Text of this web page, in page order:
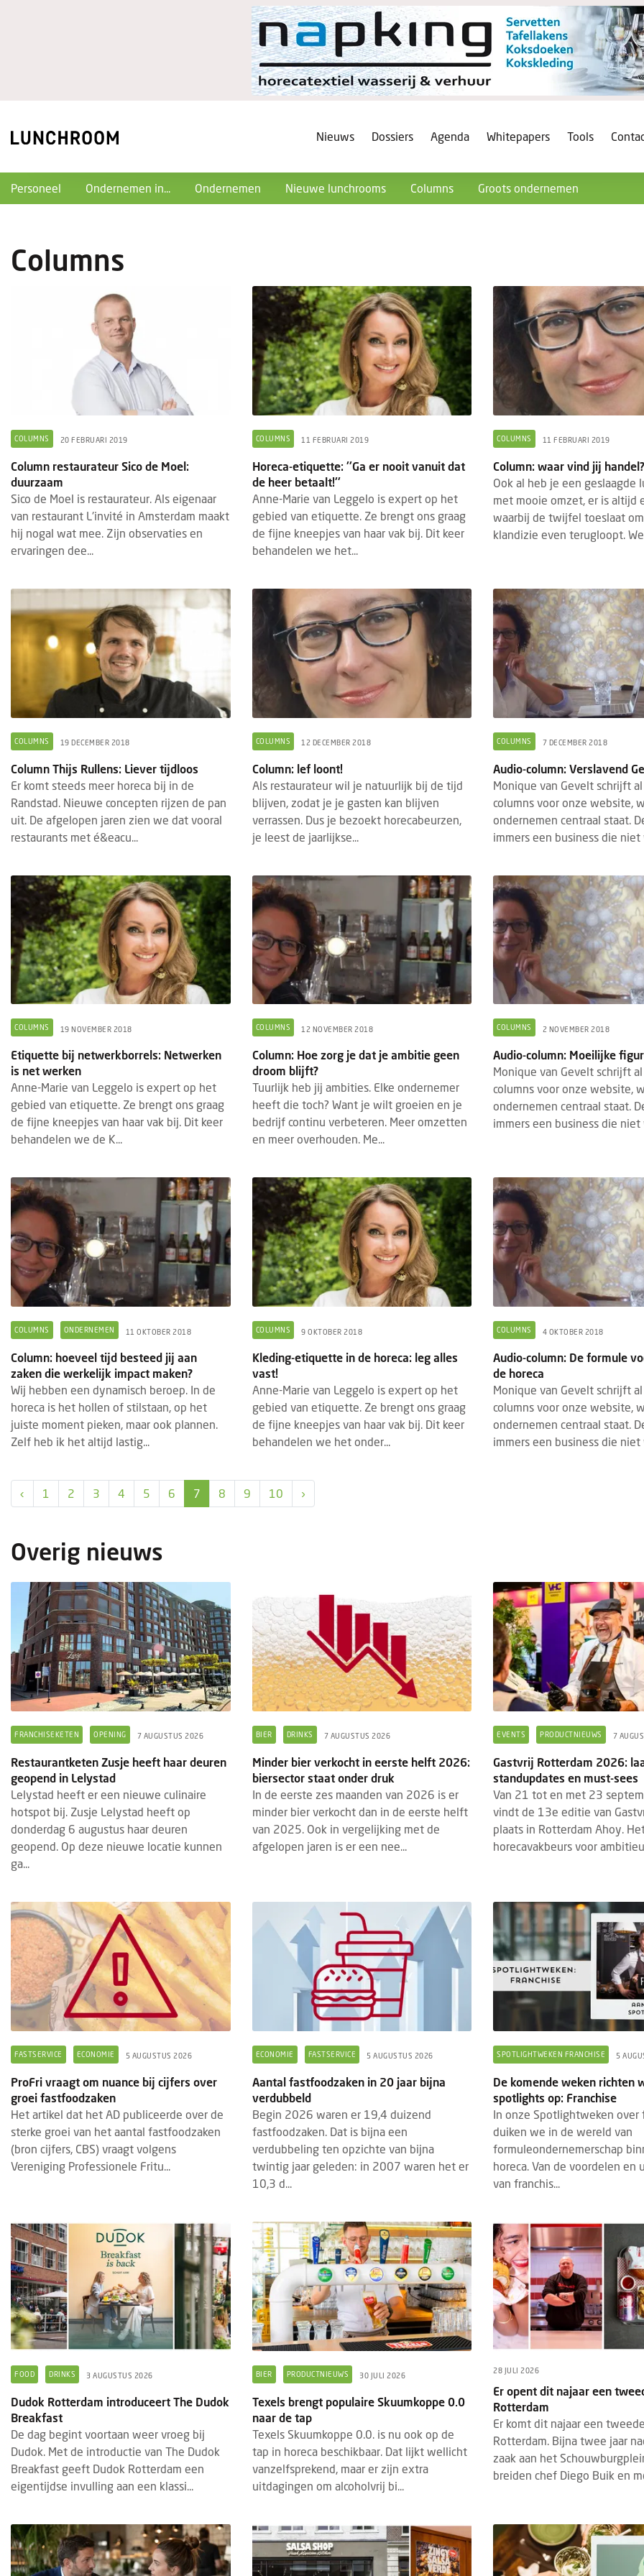
Nieuws Dossiers Agenda Whitepapers Tools
Personeel Ondernemen in... Ondernemen Nieuwe lunchrooms Columns Groots ondernemen
Columns
COLUMNS 20 FEBRUARI 2019
Column restaurateur Sico de Moel:
duurzaam
Sico de Moel is restaurateur. Als eigenaar
van restaurant L'invité in Amsterdam maakt
hij nogal wat mee. Zijn observaties en
ervaringen dee...
COLUMNS 11 FEBRUARI 2019
Horeca-etiquette: ''Ga er nooit vanuit dat
de heer betaalt!''
Anne-Marie van Leggelo is expert op het
gebied van etiquette. Ze brengt ons graag
de fijne kneepjes van haar vak bij. Dit keer
behandelen we het...
COLUMNS 11 FEBRUARI 2019
Column: waar vind jij handel?
Ook al heb je een geslaagde
met mooie omzet, er is altijd
waarbij de twijfel toeslaat
klandizie even terugloopt.
COLUMNS 19 DECEMBER 2018
Column Thijs Rullens: Liever tijdloos
Er komt steeds meer horeca bij in de
Randstad. Nieuwe concepten rijzen de pan
uit. De afgelopen jaren zien we dat vooral
restaurants met é&eacu...
COLUMNS 12 DECEMBER 2018
Column: lef loont!
Als restaurateur wil je natuurlijk bij de tijd
blijven, zodat je je gasten kan blijven
verrassen. Dus je bezoekt horecabeurzen,
je leest de jaarlijkse...
COLUMNS 7 DECEMBER 2018
Audio-column: Verslavend
Monique van Gevelt schrijft
columns voor onze website,
ondernemen centraal staat.
immers een business die niet
COLUMNS 19 NOVEMBER 2018
Etiquette bij netwerkborrels: Netwerken
is net werken
Anne-Marie van Leggelo is expert op het
gebied van etiquette. Ze brengt ons graag
de fijne kneepjes van haar vak bij. Dit keer
behandelen we de K...
COLUMNS 12 NOVEMBER 2018
Column: Hoe zorg je dat je ambitie geen
droom blijft?
Tuurlijk heb jij ambities. Elke ondernemer
heeft die toch? Want je wilt groeien en je
bedrijf continu verbeteren. Meer omzetten
en meer overhouden. Me...
COLUMNS 2 NOVEMBER 2018
Audio-column: Moeilijke
Monique van Gevelt schrijft
columns voor onze website,
ondernemen centraal staat.
immers een business die niet
COLUMNS ONDERNEMEN 11 OKTOBER 2018
Column: hoeveel tijd besteed jij aan
zaken die werkelijk impact maken?
Wij hebben een dynamisch beroep. In de
horeca is het hollen of stilstaan, op het
juiste moment pieken, maar ook plannen.
Zelf heb ik het altijd lastig...
COLUMNS 9 OKTOBER 2018
Kleding-etiquette in de horeca: leg alles
vast!
Anne-Marie van Leggelo is expert op het
gebied van etiquette. Ze brengt ons graag
de fijne kneepjes van haar vak bij. Dit keer
behandelen we het onder...
COLUMNS 4 OKTOBER 2018
Audio-column: De formule
de horeca
Monique van Gevelt schrijft
columns voor onze website,
ondernemen centraal staat.
immers een business die niet
‹ 1 2 3 4 5 6 7 8 9 10 ›
Overig nieuws
FRANCHISEKETEN OPENING 7 AUGUSTUS 2026
Restaurantketen Zusje heeft haar deuren
geopend in Lelystad
Lelystad heeft er een nieuwe culinaire
hotspot bij. Zusje Lelystad heeft op
donderdag 6 augustus haar deuren
geopend. Op deze nieuwe locatie kunnen
ga...
BIER DRINKS 7 AUGUSTUS 2026
Minder bier verkocht in eerste helft 2026:
biersector staat onder druk
In de eerste zes maanden van 2026 is er
minder bier verkocht dan in de eerste helft
van 2025. Ook in vergelijking met de
afgelopen jaren is er een nee...
EVENTS PRODUCTNIEUWS 7
Gastvrij Rotterdam 2026:
standupdates en must-sees
Van 21 tot en met 23
vindt de 13e editie van
plaats in Rotterdam Ahoy.
horecavakbeurs voor
FASTSERVICE ECONOMIE 5 AUGUSTUS 2026
ProFri vraagt om nuance bij cijfers over
groei fastfoodzaken
Het artikel dat het AD publiceerde over de
sterke groei van het aantal fastfoodzaken
(bron cijfers, CBS) vraagt volgens
Vereniging Professionele Fritu...
ECONOMIE FASTSERVICE 5 AUGUSTUS 2026
Aantal fastfoodzaken in 20 jaar bijna
verdubbeld
Begin 2026 waren er 19,4 duizend
fastfoodzaken. Dat is bijna een
verdubbeling ten opzichte van bijna
twintig jaar geleden: in 2007 waren het er
10,3 d...
SPOTLIGHTWEKEN FRANCHISE 5
De komende weken richten
spotlights op: Franchise
In onze Spotlightweken over
duiken we in de wereld van
formuleondernemerschap
horeca. Van de voordelen en
van franchis...
FOOD DRINKS 3 AUGUSTUS 2026
Dudok Rotterdam introduceert The Dudok
Breakfast
De dag begint voortaan weer vroeg bij
Dudok. Met de introductie van The Dudok
Breakfast geeft Dudok Rotterdam een
eigentijdse invulling aan een klassi...
BIER PRODUCTNIEUWS 30 JULI 2026
Texels brengt populaire Skuumkoppe 0.0
naar de tap
Texels Skuumkoppe 0.0. is nu ook op de
tap in horeca beschikbaar. Dat lijkt wellicht
vanzelfsprekend, maar er zijn extra
uitdagingen om alcoholvrij bi...
28 JULI 2026
Er opent dit najaar een
Rotterdam
Er komt dit najaar een
Rotterdam. Bijna twee jaar
zaak aan het
breiden chef Diego Buik en
FRANCHISEKETEN OPENING 7 AUGUSTUS 2026
Lelystad heeft er een nieuwe culinaire
hotspot bij. Zusje Lelystad heeft op
geopend. Op deze nieuwe locatie kunnen
ga...
EVENTS PRODUCTNIEUWS 7 AUGUSTUS 2026
Van 21 tot en met 23 september 2026
vindt de 13e editie van Gastvrij Rotterdam
FOOD DRINKS 3 AUGUSTUS
BRANDED CONTENT EVENTS 28 JULI 2025
Thematische paviljoens op Gastvrij
Tijdens Gastvrij Rotterdam, van 22 tot en
met 24 september 2025, vormen de
themapaviljoens opnieuw een
BRANDED CONTENT EVENTS 22 JULI 2026
Inschrijving Horecava Awards 2027
De inschrijving voor de Horecava Awards
2027 is geopend. Vanaf vandaag kunnen
bedrijven, startups en ondernemers uit de
BRANDED CONTENT
4 MAART 2026
2026
Er gaan veel verhalen
zijn lui, minder loyaal en